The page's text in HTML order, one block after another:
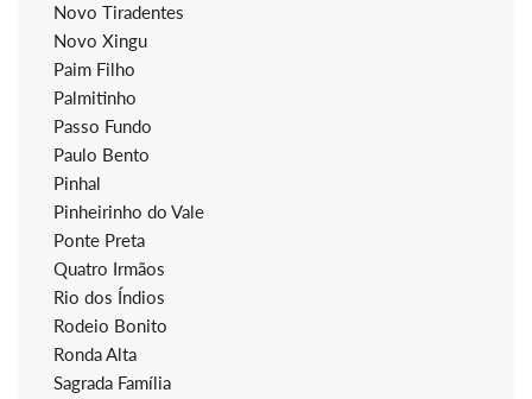
Novo Tiradentes
Novo Xingu
Paim Filho
Palmitinho
Passo Fundo
Paulo Bento
Pinhal
Pinheirinho do Vale
Ponte Preta
Quatro Irmãos
Rio dos Índios
Rodeio Bonito
Ronda Alta
Sagrada Família